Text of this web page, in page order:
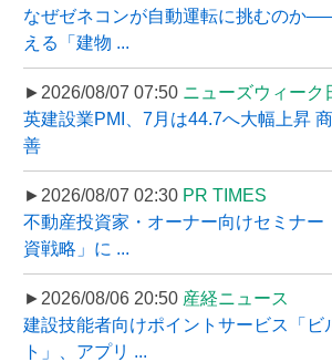
なぜゼネコンが自動運転に挑むのか
える「建物 ...
►2026/08/07 07:50 ニューズウィーク
英建設業PMI、7月は44.7へ大幅上昇
善
►2026/08/07 02:30 PR TIMES
不動産投資家・オーナー向けセミナー
資戦略」に ...
►2026/08/06 20:50 産経ニュース
建設技能者向けポイントサービス「ビ
ト」、アプリ ...